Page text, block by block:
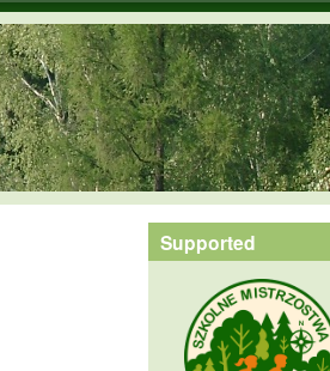
Supported